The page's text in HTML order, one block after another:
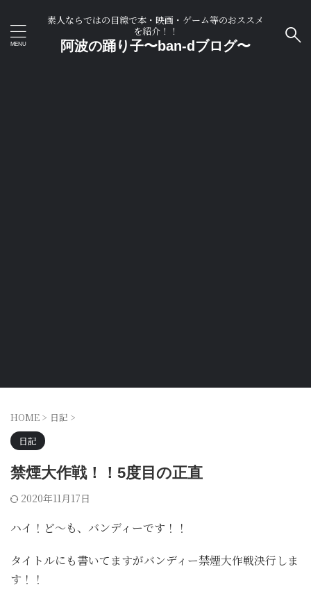
素人ならではの目線で本・映画・ゲーム等のおススメ
を紹介！！
阿波の踊り子〜ban-dブログ〜
HOME > 日記 >
日記
禁煙大作戦！！5度目の正直
2020年11月17日
ハイ！ど～も、バンディーです！！
タイトルにも書いてますがバンディー禁煙大作戦決行しま
す！！